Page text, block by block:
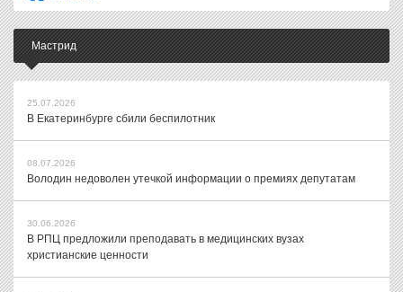
Мастрид
25.07.2026
В Екатеринбурге сбили беспилотник
08.07.2026
Володин недоволен утечкой информации о премиях депутатам
30.06.2026
В РПЦ предложили преподавать в медицинских вузах
христианские ценности